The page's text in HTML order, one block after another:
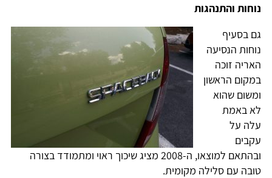
נוחות והתנהגות
גם בסעיף
נוחות הנסיעה
האריה זוכה
במקום הראשון
ומשום שהוא
לא באמת
עלה על
עקבים
ובהתאם למוצאו, ה-2008 מציג שיכוך ראוי ומתמודד בצורה
טובה עם סלילה מקומית.